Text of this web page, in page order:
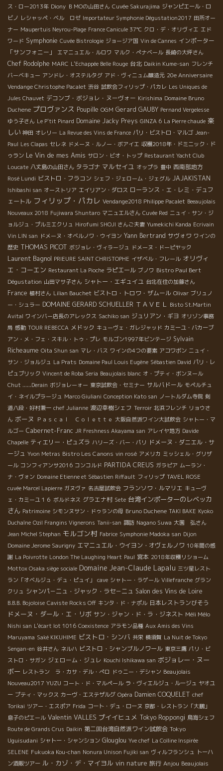
ス・ロー2013年 Diony ＢＭОの山田さん Cuvée Sakurajima ジャンピエール・ロ
ビノ レシャッペ・ベル ロゼ Importateur Symphonie Dégustation2017 田所オー
ナー Maupertuis Neyrou-Plage France Canicule 37℃ クロ・デ・オリヴィエ エド
ワード Symphonie Cuvée Bistrologie ジョージア国 Vin de Cannes インポーター
「サンフォニー」
エマニュエル・ルロワ マルク・ぺナベール 長崎の大坪さん
Chef Rodolphe MARC L'Echappée Belle Rouge 台北 Daikin Kume-san フレンチ
バーベキュー アンドレ・オステルタグ アド・ヴィニュム醸造元 20e Anniversaire
Vendange Christophe Pacalet 渋谷 試飲会フィリップ・パカレ Les Uniques de
Jules Chauvet デコンブ・ボジョレ・ヌーヴォー Kirishima Domaine Bruno
Duchene プロヴァンス Poupille OGM Gerard GAUBY Pernand Vergelesse
ゆう子さん Le P'tit Pinard Domaine Jacky Preys GINZA 6 La Pierre chaude 楽
しい 神田 オレリー La Revue des Vins de France パリ・ビストロ・マルゴ Jean-
Paul Les Clapas セレネ ドメーヌ・ルノー・ボアイエ 収穫2018年・ドミニック・ド
ゥラン Le Vin de mes Amis サロン・ビオ・トップ Restaurant Yacht Club
Loucate 八丈島の山田さん タラゴナ マルセイユ オップラ 豊中 西南部地方
Rosé Lundi ビストロ・フラコン シェフ・ジェローム・ジェグル JAJAKISTAN
Ishibashi san オーストリア エイリアン・ダロス ローランス・エ・レミ・デュフ
ェートル フィリップ・パカレ Vendange2018 Philippe Pacalet Beeaujolais
Nouveaux 2018 Fujiwara Shuntaro マニュエルさん Cuvée Red ニュイ・サン・ジ
ョルジュ・プルミエクリュ Hirofumi SHOJI さんご夫妻 Yumekichi Kanda Ecrivain
Vin LIN san ドメーヌ・オベルノワ・ウイヨン Yann Bertrand サヴォワ ワインの
歴史 THOMAS PICOT ボジョレ・ヴィラージュ ドメーヌ・ドーピヤック
Laurent Bagnol PRIEURE SAINT CHRISTOPHE イザベル・フレール オリヴィ
エ・コーエン Restaurant La Pioche ラピエール ブノワ Bistro Paul Bert
Dégustation 山田マサ子さん シャトー・エギュイユ 台北在住の加藤さん
France 植村さん Lilian Bauchet ビストロ・トロワ・ザムール Olivar ブリュノ
ー・シュラー DOMAINE GERARD SCHUELLER ＴＡＶＥＬ Bisto St.Martin
Avital ワインバー店長のアレックス Sachiko san ジュリアン・ギヨ オリゾン事務
局 感動 TOUR REBECCA メドック キューヴェ・ガレジャッド カミーユ・バカーブ
アン・メ・フェ・スキル・トゥ・プレ モルゴン1997年ビンテージ Sylvain
Richeaume Oita Shun san マレ・バス ワインの4つの要素 アコワボン ニュイ・
サン・ジョルジュ La Prats Domaine Paul Louis Eugène Sébastien David パリ・レ
ピュブリック Vincent de Roba Seria Beaujolais blanc オ・プティ・ボンヌール
Chut ......Derain ボジョレーォー 東京試飲会・セミナー サルバドール モペルチュ
イ・ネイルプラージュ Marco Giuliani Conception Kato san ノートルダム寺院 剣
道八段・好村兼一 chef Julianne 渡辺幸樹シェフ Terroir 北浜フレンチ リョウさ
ん ボーヌ Ｐａｓｃａｌ Ｃｏｌｅｔｔｅ 大阪自然派ワイン大試飲会 シャトー・マ
ルゴー Cabernet-Franc JR Freshness Akayama san アレイヤ地方 Davide
Chapelle ティエリー・ピュズラ ハリーズ・バー・パリ ドメーヌ・ダニエル・サ
ージュ Yvon Metras Bistro Les Canons vin rosé アメリカ ミッシェル・グリザ
ール コンフィアンサ2016 コンコルド PARTIDA CREUS ガラピア ムーラン・
ナ・ヴォン Domaine Etienne et Sébastien Riffault フィリップ TAVEL ROSE
cuvée Marcel Lapierre ガヌヴァ 名古屋試飲会 フランソワ・ルマリエ キューヴ
ェ・カミーユ１６ ボルドネス グラエナ村 Sete 台湾インポーターのレベッカ
さん Patrimoine シモンヌサン・ドゥランの母 Bruno Duchene TAKI BAKE Kyoko
Duchaîne Ozil Frangins Vignerons Tanii-san 諏訪 Nagano Suwa 大園 弘さん
Jean Michel Stephan モルゴン村 Fabrice Symphonie Madoka san Dijon
Domaine Jerome Saurigny エマニュエル・ウイヨン・オヴェルノワ 10年間の感
謝 La Poivrotte London The Laughing Heart Paul 宮本 2018年収穫リショーム
Mottox Osaka siège sociale Domaine Jean-Claude Lapalu 三ツ星レスト
ラン「オベルジュ・デュ・ピュイ」
cave シャトー・ラゲール Villefranche グラン
クリュ シャンパ－ニュ・ジャック・ラセ－ニュ Salon des Vins de Loire
B.B.B. Bojoloise Caviste Rocks Off キンタ・ド・ナポル 日本レストランびそう
ドメーヌ・ダール・エ・リボ サン・ジャン・ド・ラ・ジネスト Méli Mélo
Nishi san L'écart lot 1016 Coexistence アラモン品種 Aux Amis des Vins
Maruyama Saké KIKUHIME ビストロ・シンバ 共栄 横須賀 La Nuit de Tokyo
Sengan-en 谷井さん ネルハ ビストロ・シャンブルノワール 東京三鷹 パリ・ビ
ストロ・サガン ジェローム・ジュレ Kouchi Ishikawa san ボジョレー・ヌー
ボー レストラン ラ・カサ・デル・ぺロ ドゥニー・デシャン Beaujolais
Nouveau2017 YUZU コート・ド・マルペール ラ・ヴィエルジュ・ルージュ ヤオユ
ー プティ・マックス カーヴ・エステザルグ Opéra Damien COQUELET chef
Torikai ツアー・エスポア Frida コート・デュ・ローヌ 京都・レストラン「大鵬」
息子のピエール Valentin VALLES プイイヒュメ Tokyo Roppongi 鳥海シェフ
Route de Grands Crus Daikin 第二回台湾自然派ワイン試飲会 Tokyo
Uguisudani シャトー・シャンション Glouglou Yve chef La Colline Inspirée
SELENE Fukuoka Kou-chan Nonura Unison Fujiki san ヴィルフランシュ トーハ
ン酒販ツアー ル・カゾ・デ・マイヨル vin nature 旅行 Anjou Beaujolais